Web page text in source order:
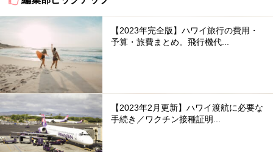
【2023年完全版】ハワイ旅行の費用・
予算・旅費まとめ。飛行機代...
【2023年2月更新】ハワイ渡航に必要な
手続き／ワクチン接種証明...